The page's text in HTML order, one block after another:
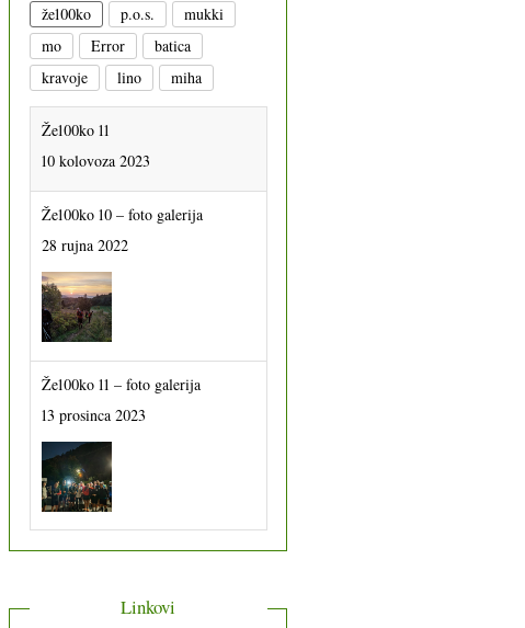
že100ko p.o.s.
mukki
mo
Error
batica
kravoje
lino miha
Že100ko 11
10 kolovoza 2023
Že100ko 10 – foto galerija
28 rujna 2022
Že100ko 11 – foto galerija
13 prosinca 2023
Linkovi